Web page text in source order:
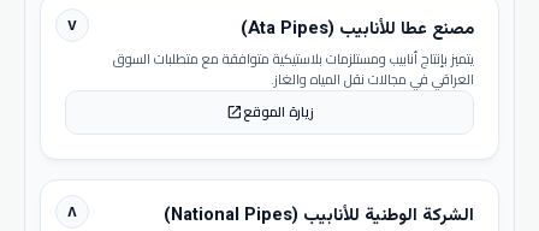
٧ مصنع عطا للأنابيب (Ata Pipes)
يتميز بإنتاج أنابيب ومستلزمات بلاستيكية متوافقة مع متطلبات السوق
العراقي في مجالات نقل المياه والغاز.
زيارة الموقعopen_in_new
٨ الشركة الوطنية للأنابيب (National Pipes)